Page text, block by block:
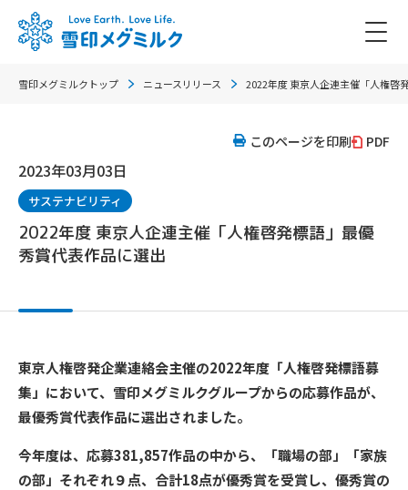
雪印メグミルクトップ ニュースリリース 2022年度 東京人企連主催「人権啓
このページを印刷 PDF
2023年03月03日
サステナビリティ
2022年度 東京人企連主催「人権啓発標語」最優
秀賞代表作品に選出
東京人権啓発企業連絡会主催の2022年度「人権啓発標語募
集」において、雪印メグミルクグループからの応募作品が、
最優秀賞代表作品に選出されました。
今年度は、応募381,857作品の中から、「職場の部」「家族
の部」それぞれ９点、合計18点が優秀賞を受賞し、優秀賞の